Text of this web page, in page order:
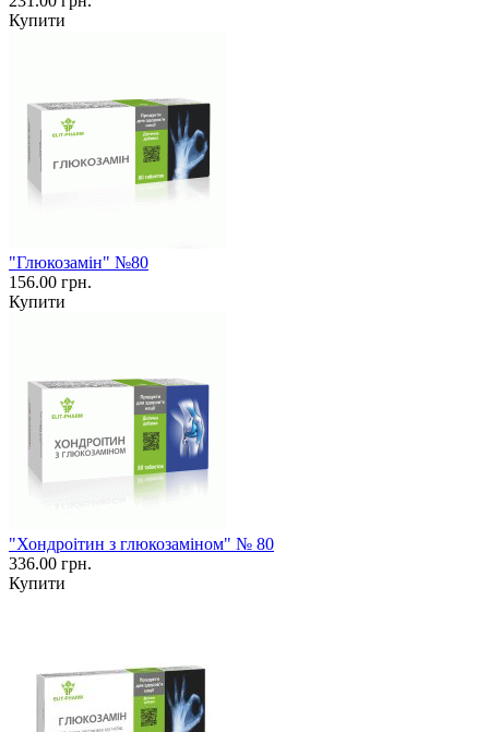
Купити
"Глюкозамін" №80
156.00 грн.
Купити
"Хондроітин з глюкозаміном" № 80
336.00 грн.
Купити